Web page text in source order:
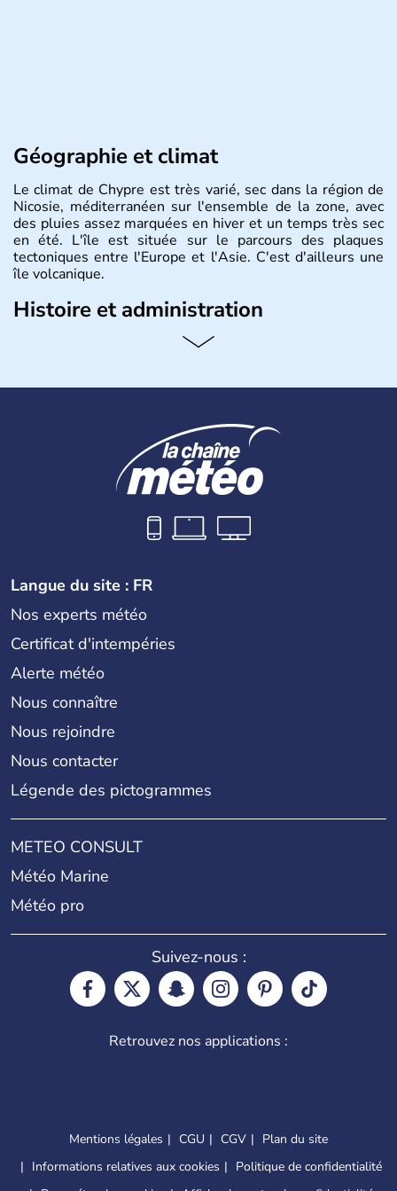
Géographie et climat
Le climat de Chypre est très varié, sec dans la région de
Nicosie, méditerranéen sur l'ensemble de la zone, avec
des pluies assez marquées en hiver et un temps très sec
en été. L'île est située sur le parcours des plaques
tectoniques entre l'Europe et l'Asie. C'est d'ailleurs une
île volcanique.
Histoire et administration
Chypre est une île située dans le bassin Levantin, à l'est
Chypriotes connaissent l'occupation de l'armée turque
La superficie totale de l'île dépasse les 9000 km2.
Langue du site : FR
Nos experts météo
Certificat d'intempéries
Alerte météo
Nous connaître
Nous rejoindre
Nous contacter
Légende des pictogrammes
METEO CONSULT
Météo Marine
Météo pro
Suivez-nous :
Retrouvez nos applications :
Mentions légales CGU CGV
Plan du site
Informations relatives aux cookies
Politique de confidentialité